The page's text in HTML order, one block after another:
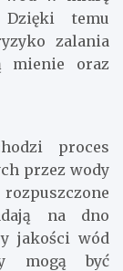
Dzięki temu
zalania
mienie oraz
proces
przez wody
na dno
jakości wód
mogą być